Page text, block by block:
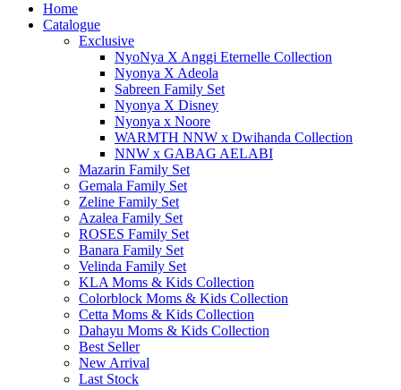
Home
Catalogue
Exclusive
NyoNya X Anggi Eternelle Collection
Nyonya X Adeola
Sabreen Family Set
Nyonya X Disney
Nyonya x Noore
WARMTH NNW x Dwihanda Collection
NNW x GABAG AELABI
Mazarin Family Set
Gemala Family Set
Zeline Family Set
Azalea Family Set
ROSES Family Set
Banara Family Set
Velinda Family Set
KLA Moms & Kids Collection
Colorblock Moms & Kids Collection
Cetta Moms & Kids Collection
Dahayu Moms & Kids Collection
Best Seller
New Arrival
Last Stock